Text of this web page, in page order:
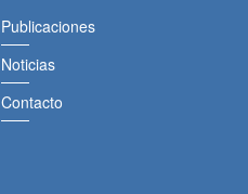
Publicaciones
Noticias
Contacto